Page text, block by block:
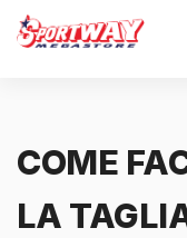
COME
LA